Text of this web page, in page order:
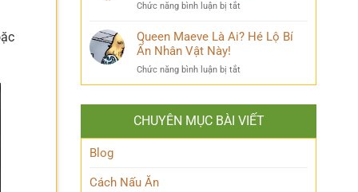
Thủy
năng
Hé
Bí
Hùng
Đầy
Chức năng bình luận bị tắt
Frieren
Hé
lộ
thế
Nữ
Phù
Queen Maeve Là Ai? Hé Lộ Bí
Ẩn Nhân Vật Này!
Chức năng bình luận bị tắt
Queen
Ai?
Hé
CHUYÊN MỤC BÀI VIẾT
Blog
Cách Nấu Ăn